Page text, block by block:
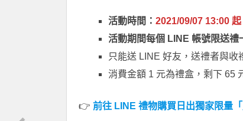
活動時間： 2021/09/07 13:00
活動期間每個 LINE 帳號限送禮
只能送 LINE 好友，送禮者與收
消費金額 1 元為禮盒，剩下 65
👉 前往 LINE 禮物購買日出獨家限量